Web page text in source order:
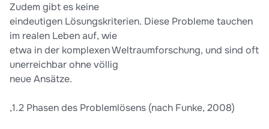
Zudem gibt es keine
eindeutigen Lösungskriterien. Diese Probleme tauchen
im realen Leben auf, wie
etwa in der komplexen Weltraumforschung, und sind oft
unerreichbar ohne völlig
neue Ansätze.
,1.2 Phasen des Problemlösens (nach Funke, 2008)